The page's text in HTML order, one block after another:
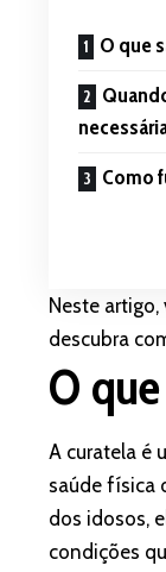
O que
Como
Neste
descubra
O
A curatela é
saúde física
dos idosos,
condições